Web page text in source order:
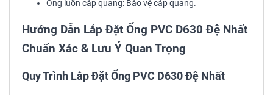
Ống luồn cáp quang: Bảo vệ cáp quang.
Hướng Dẫn Lắp Đặt Ống PVC D630 Đệ Nhất
Chuẩn Xác & Lưu Ý Quan Trọng
Quy Trình Lắp Đặt Ống PVC D630 Đệ Nhất